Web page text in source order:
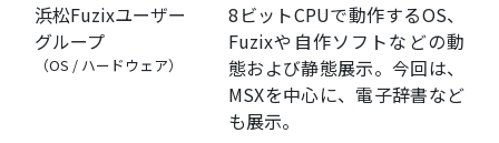
浜松Fuzixユーザー
グループ
（OS / ハードウェア）
8ビットCPUで動作するOS、
Fuzixや自作ソフトなどの動
態および静態展示。今回は、
MSXを中心に、電子辞書など
も展示。